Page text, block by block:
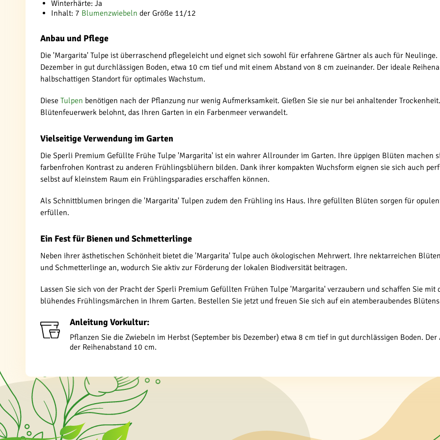
Winterhärte: Ja
Inhalt: 7 Blumenzwiebeln der Größe 11/12
Anbau und Pflege
Die 'Margarita' Tulpe ist überraschend pflegeleicht und eignet sich sowohl für erfahrene Gärtner als auch für Neulinge.
Dezember in gut durchlässigen Boden, etwa 10 cm tief und mit einem Abstand von 8 cm zueinander. Der ideale
halbschattigen Standort für optimales Wachstum.
Diese Tulpen benötigen nach der Pflanzung nur wenig Aufmerksamkeit. Gießen Sie sie nur bei anhaltender
Blütenfeuerwerk belohnt, das Ihren Garten in ein Farbenmeer verwandelt.
Vielseitige Verwendung im Garten
Die Sperli Premium Gefüllte Frühe Tulpe 'Margarita' ist ein wahrer Allrounder im Garten. Ihre üppigen Blüten machen
farbenfrohen Kontrast zu anderen Frühlingsblühern bilden. Dank ihrer kompakten Wuchsform eignen sie sich auch
selbst auf kleinstem Raum ein Frühlingsparadies erschaffen können.
Als Schnittblumen bringen die 'Margarita' Tulpen zudem den Frühling ins Haus. Ihre gefüllten Blüten sorgen für
erfüllen.
Ein Fest für Bienen und Schmetterlinge
Neben ihrer ästhetischen Schönheit bietet die 'Margarita' Tulpe auch ökologischen Mehrwert. Ihre nektarreichen
und Schmetterlinge an, wodurch Sie aktiv zur Förderung der lokalen Biodiversität beitragen.
Lassen Sie sich von der Pracht der Sperli Premium Gefüllten Frühen Tulpe 'Margarita' verzaubern und schaffen Sie
blühendes Frühlingsmärchen in Ihrem Garten. Bestellen Sie jetzt und freuen Sie sich auf ein atemberaubendes
Anleitung Vorkultur:
Pflanzen Sie die Zwiebeln im Herbst (September bis Dezember) etwa 8 cm tief in gut durchlässigen Boden.
der Reihenabstand 10 cm.